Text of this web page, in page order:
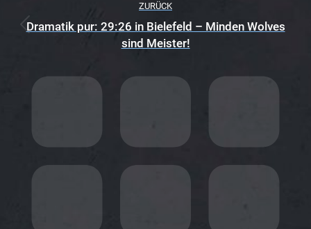
O
A
N
ZURÜCK
Vorheriger
Beitrag:
Dramatik pur: 29:26 in Bielefeld – Minden Wolves
sind Meister!